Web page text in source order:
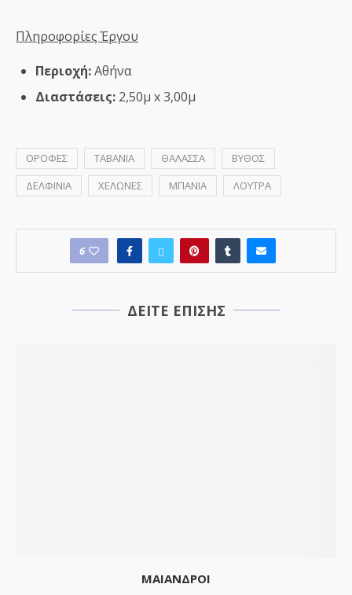
Πληροφορίες Έργου
Περιοχή:Αθήνα
Διαστάσεις: 2,50μ x 3,00μ
ΟΡΟΦΕΣ ΤΑΒΑΝΙΑ ΘΑΛΑΣΣΑ
ΒΥΘΟΣ
ΔΕΛΦΙΝΙΑ
ΧΕΛΩΝΕΣ ΜΠΑΝΙΑ ΛΟΥΤΡΑ
6
ΔΕΙΤΕ ΕΠΙΣΗΣ
ΜΑΙΑΝΔΡΟΙ